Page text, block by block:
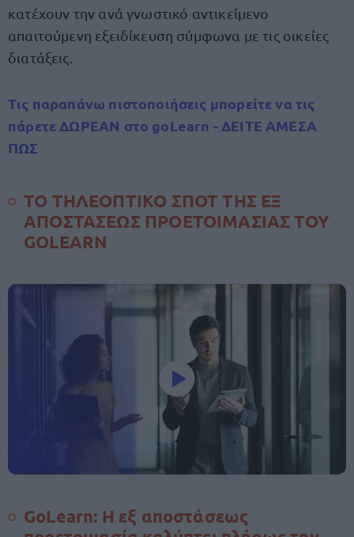
κατέχουν την ανά γνωστικό αντικείμενο
απαιτούμενη εξειδίκευση σύμφωνα με τις οικείες
διατάξεις.
Τις παραπάνω πιστοποιήσεις μπορείτε να τις
πάρετε ΔΩΡΕΑΝ στο goLearn - ΔΕΙΤΕ ΑΜΕΣΑ
ΠΩΣ
ΤΟ ΤΗΛΕΟΠΤΙΚΟ ΣΠΟΤ ΤΗΣ ΕΞ
ΑΠΟΣΤΑΣΕΩΣ ΠΡΟΕΤΟΙΜΑΣΙΑΣ ΤΟΥ
GOLEARN
GoLearn: Η εξ αποστάσεως